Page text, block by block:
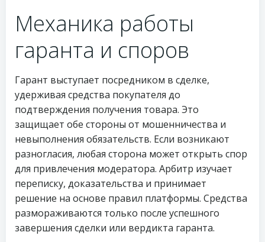
Механика работы
гаранта и споров
Гарант выступает посредником в сделке,
удерживая средства покупателя до
подтверждения получения товара. Это
защищает обе стороны от мошенничества и
невыполнения обязательств. Если возникают
разногласия, любая сторона может открыть спор
для привлечения модератора. Арбитр изучает
переписку, доказательства и принимает
решение на основе правил платформы. Средства
размораживаются только после успешного
завершения сделки или вердикта гаранта.